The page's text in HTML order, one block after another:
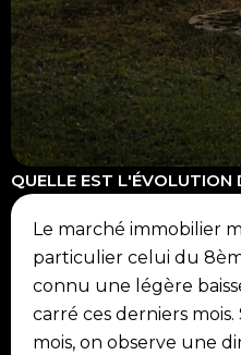
QUELLE EST L'ÉVOLUTION
Le marché immobilier
particulier celui du
connu une légère
carré ces derniers
mois, on observe une